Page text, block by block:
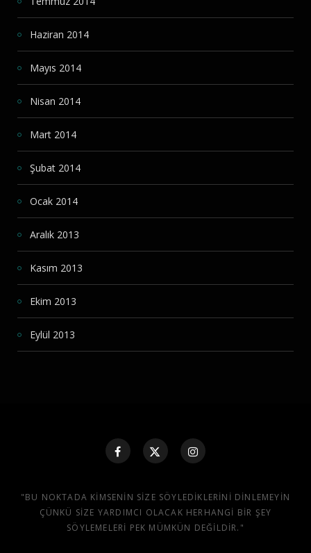
Haziran 2014
Mayıs 2014
Nisan 2014
Mart 2014
Şubat 2014
Ocak 2014
Aralık 2013
Kasım 2013
Ekim 2013
Eylül 2013
"BU NOKTADA KIMSENIN SIZE SÖYLEDIKLERINI DINLEMEYIN
ÇÜNKÜ SIZE YARDIMCI OLACAK HERHANGI BIR ŞEY
SÖYLEMELERI PEK MÜMKÜN DEĞILDIR."